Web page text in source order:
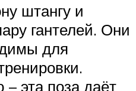
штангу и
гантелей. Они
для
эта поза даёт